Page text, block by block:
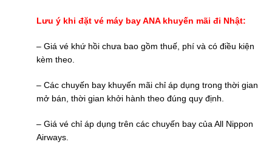
Lưu ý khi đặt vé máy bay ANA khuyến mãi đi Nhật:
– Giá vé khứ hồi chưa bao gồm thuế, phí và có điều kiện
kèm theo.
– Các chuyến bay khuyến mãi chỉ áp dụng trong thời gian
mở bán, thời gian khởi hành theo đúng quy định.
– Giá vé chỉ áp dụng trên các chuyến bay của All Nippon
Airways.